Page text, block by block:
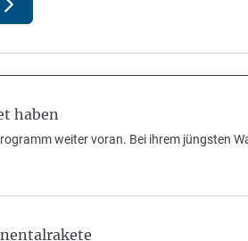
haben
weiter voran. Bei ihrem jüngsten